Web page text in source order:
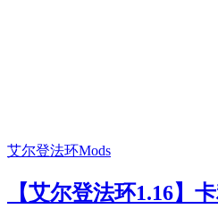
艾尔登法环Mods
【艾尔登法环1.16】